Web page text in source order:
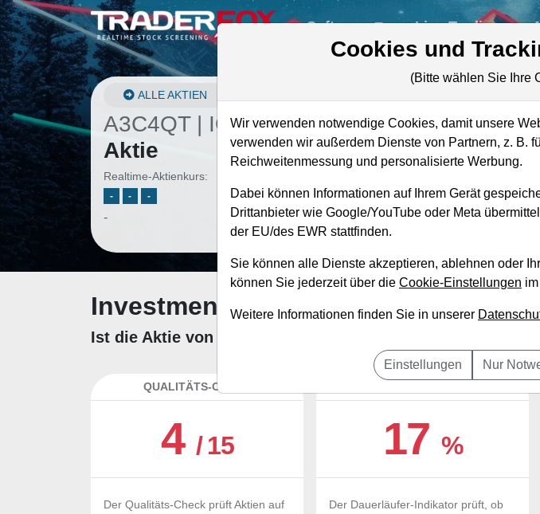
Software Live-Trading
ALLE AKTIEN
A3C4QT | IONQ–IonQ
Aktie
Realtime-Aktienkurs:
- - -
-
Marktkapitalisierung
Unternehmenswert
Umsatz
Investment-Check:
Ist die Aktie von IonQ zum Kaufen und Liegenlassen
QUALITÄTS-CHECK
4 / 15
Der Qualitäts-Check prüft Aktien auf
17 %
Der Dauerläufer-Indikator prüft, ob
Cookies und
(Bitte wählen Sie Ihre
Wir verwenden notwendige Cookies, damit unsere
verwenden wir außerdem Dienste von Partnern, z. B.
Reichweitenmessung und personalisierte Werbung.
Dabei können Informationen auf Ihrem Gerät
Drittanbieter wie Google/YouTube oder Meta
der EU/des EWR stattfinden.
Sie können alle Dienste akzeptieren, ablehnen oder
können Sie jederzeit über die Cookie-Einstellungen
Weitere Informationen finden Sie in unserer
Einstellungen Nur